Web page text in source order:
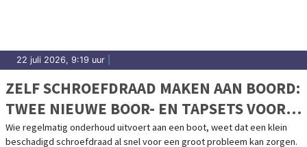
22 juli 2026, 9:19 uur
ZELF SCHROEFDRAAD MAKEN AAN BOORD:
TWEE NIEUWE BOOR- EN TAPSETS VOOR
BOOTONDERHOUD
Wie regelmatig onderhoud uitvoert aan een boot, weet dat een klein
beschadigd schroefdraad al snel voor een groot probleem kan zorgen.